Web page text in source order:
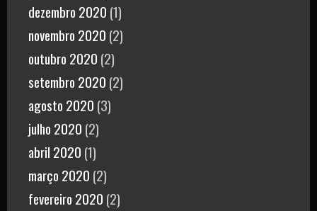
dezembro 2020 (1)
novembro 2020 (2)
outubro 2020 (2)
setembro 2020 (2)
agosto 2020 (3)
julho 2020 (2)
abril 2020 (1)
março 2020 (2)
fevereiro 2020 (2)